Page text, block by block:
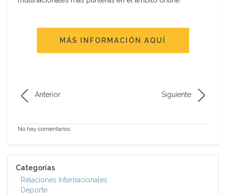
MÁS INFORMACIÓN AQUÍ
Anterior Siguiente
No hay comentarios
Categorías
Relaciones Internacionales
Deporte